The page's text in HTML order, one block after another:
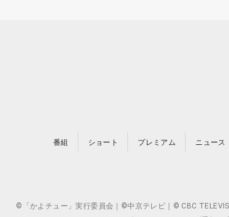
番組 ショート プレミアム ニュース
©「かよチュー」実行委員会｜©中京テレビ｜© CBC